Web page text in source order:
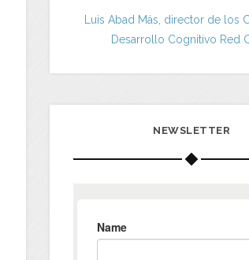
Luis Abad Más, director de los
Desarrollo Cognitivo Red
NEWSLETTER